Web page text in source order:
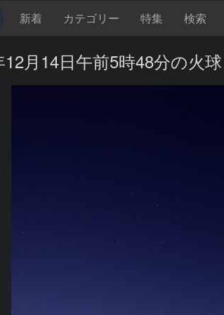
新着 カテゴリー 特集 検索
12月14日午前5時48分の火球